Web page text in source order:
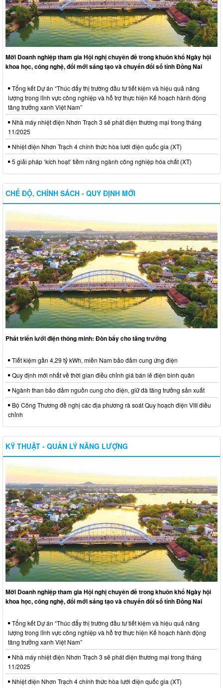
Mời Doanh nghiệp tham gia Hội nghị chuyên đề trong khuôn khổ Ngày hội
khoa học, công nghệ, đổi mới sáng tạo và chuyển đổi số tỉnh Đồng Nai
Tổng kết Dự án “Thúc đẩy thị trường đầu tư tiết kiệm và hiệu quả năng
lượng trong lĩnh vực công nghiệp và hỗ trợ thực hiện Kế hoạch hành động
tăng trưởng xanh Việt Nam”
Nhà máy nhiệt điện Nhơn Trạch 3 sẽ phát điện thương mại trong tháng
11/2025
Nhiệt điện Nhơn Trạch 4 chính thức hòa lưới điện quốc gia (XT)
5 giải pháp ‘kích hoạt’ tiềm năng ngành công nghiệp hóa chất (XT)
CHẾ ĐỘ, CHÍNH SÁCH - QUY ĐỊNH MỚI
Phát triển lưới điện thông minh: Đòn bẩy cho tăng trưởng
Tiết kiệm gần 4,29 tỷ kWh, miền Nam bảo đảm cung ứng điện
Quy định mới nhất về thời gian điều chỉnh giá bán lẻ điện bình quân
Ngành than bảo đảm nguồn cung cho điện, giữ đà tăng trưởng sản xuất
Bộ Công Thương đề nghị các địa phương rà soát Quy hoạch điện VIII điều
chỉnh
KỸ THUẬT - QUẢN LÝ NĂNG LƯỢNG
Mời Doanh nghiệp tham gia Hội nghị chuyên đề trong khuôn khổ Ngày hội
khoa học, công nghệ, đổi mới sáng tạo và chuyển đổi số tỉnh Đồng Nai
Tổng kết Dự án “Thúc đẩy thị trường đầu tư tiết kiệm và hiệu quả năng
lượng trong lĩnh vực công nghiệp và hỗ trợ thực hiện Kế hoạch hành động
tăng trưởng xanh Việt Nam”
Nhà máy nhiệt điện Nhơn Trạch 3 sẽ phát điện thương mại trong tháng
11/2025
Nhiệt điện Nhơn Trạch 4 chính thức hòa lưới điện quốc gia (XT)